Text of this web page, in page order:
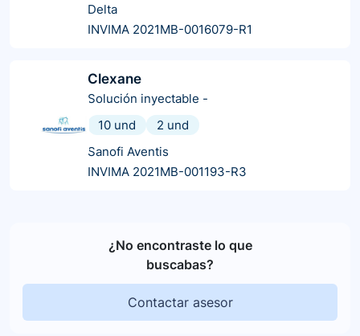
Delta
INVIMA 2021MB-0016079-R1
Clexane
Solución inyectable -
10 und
2 und
Sanofi Aventis
INVIMA 2021MB-001193-R3
¿No encontraste lo que
buscabas?
Contactar asesor